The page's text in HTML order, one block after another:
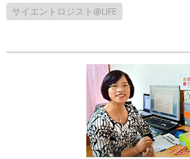
サイエントロジスト@LIFE